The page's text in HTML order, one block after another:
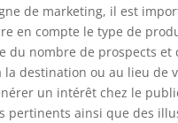
de marketing, il est
en compte le type de
nombre de prospects
destination ou au lieu
un intérêt chez le
pertinents ainsi que des